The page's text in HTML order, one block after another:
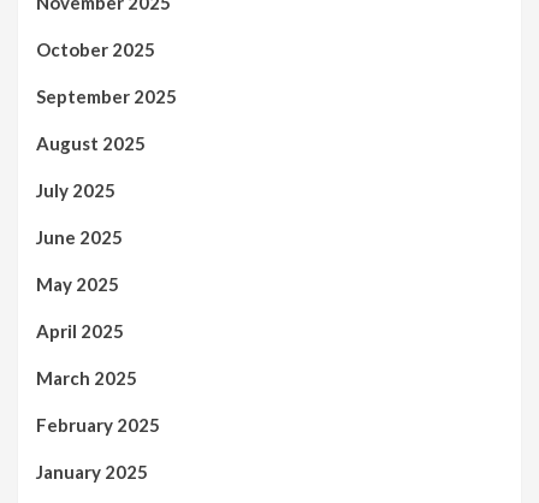
October 2025
September 2025
August 2025
July 2025
June 2025
May 2025
April 2025
March 2025
February 2025
January 2025